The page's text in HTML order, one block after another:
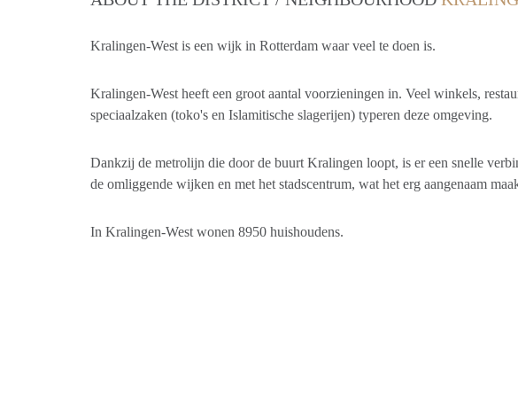
Kralingen-West is een wijk in Rotterdam waar veel te doen is.
Kralingen-West heeft een groot aantal voorzieningen in. Veel winkels,
speciaalzaken (toko's en Islamitische slagerijen) typeren deze omgeving.
Dankzij de metrolijn die door de buurt Kralingen loopt, is er een snelle
de omliggende wijken en met het stadscentrum, wat het erg aangenaam
In Kralingen-West wonen 8950 huishoudens.